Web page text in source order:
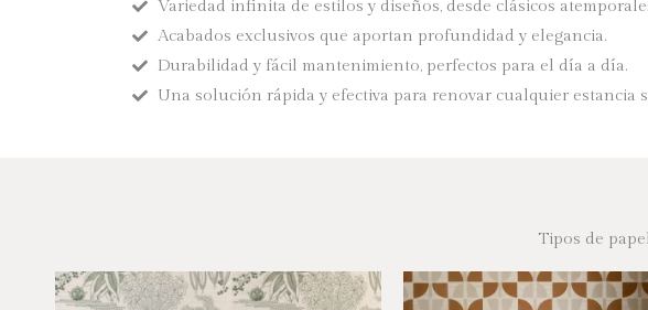
Variedad infinita de estilos y diseños, desde clásicos
Acabados exclusivos que aportan profundidad y elegancia.
Durabilidad y fácil mantenimiento, perfectos para el día a día.
Una solución rápida y efectiva para renovar cualquier estancia
Tipos de